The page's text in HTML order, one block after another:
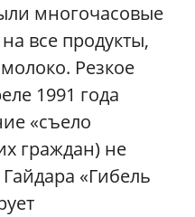
многочасовые
все продукты,
Резкое
1991 года
«съело
граждан) не
«Гибель